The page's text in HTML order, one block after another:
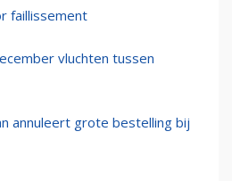
faillissement
vluchten tussen
annuleert grote bestelling bij